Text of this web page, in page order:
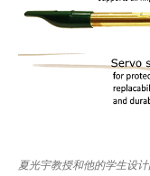
夏光宇教授和他的学生设